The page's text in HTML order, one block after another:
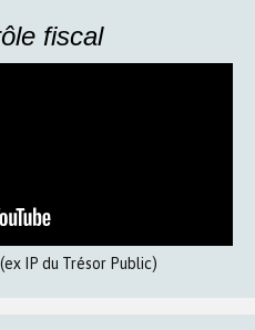
fiscal
IP du Trésor Public)